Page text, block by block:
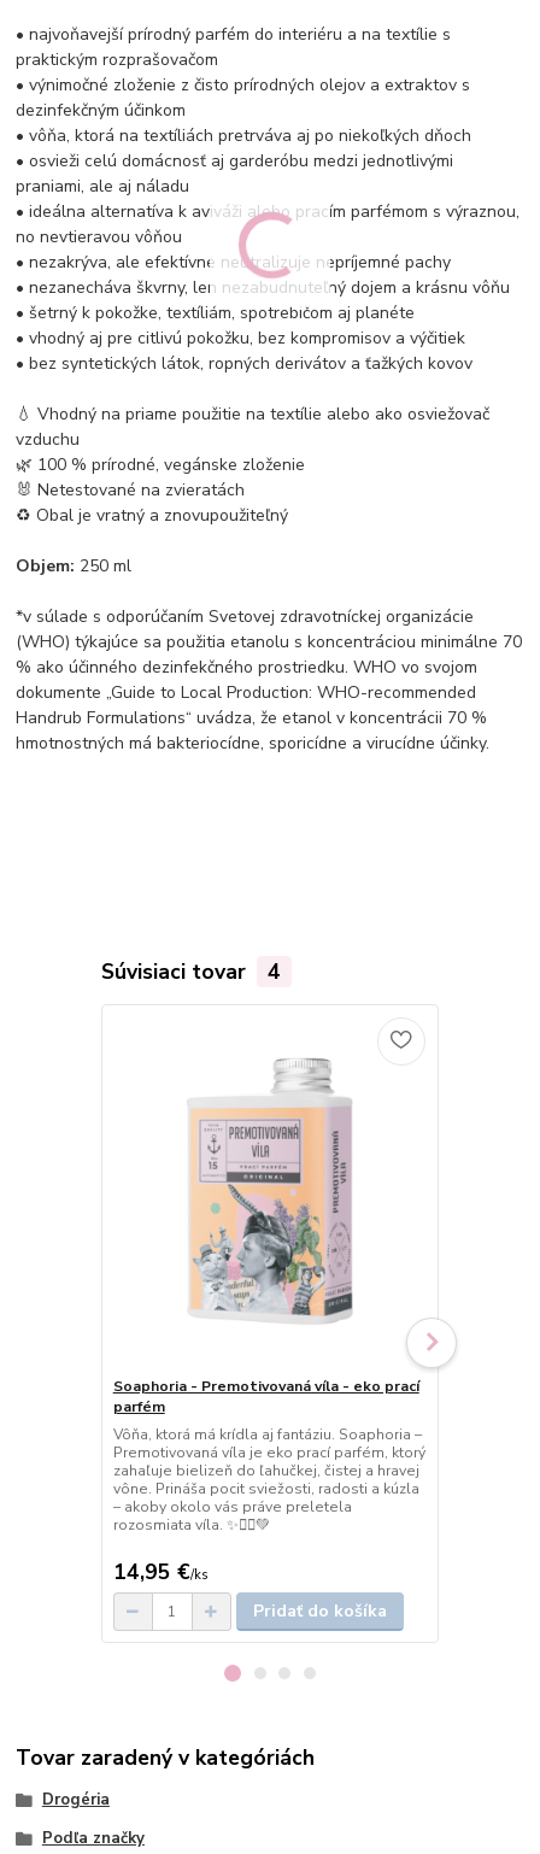
• najvoňavejší prírodný parfém do interiéru a na textílie s
praktickým rozprašovačom
• výnimočné zloženie z čisto prírodných olejov a extraktov s
dezinfekčným účinkom
• vôňa, ktorá na textíliách pretrváva aj po niekoľkých dňoch
• osvieži celú domácnosť aj garderóbu medzi jednotlivými
praniami, ale aj náladu
• ideálna alternatíva k aviváži alebo pracím parfémom s výraznou,
no nevtieravou vôňou
• nezakrýva, ale efektívne neutralizuje nepríjemné pachy
• nezanecháva škvrny, len nezabudnuteľný dojem a krásnu vôňu
• šetrný k pokožke, textíliám, spotrebičom aj planéte
• vhodný aj pre citlivú pokožku, bez kompromisov a výčitiek
• bez syntetických látok, ropných derivátov a ťažkých kovov
💧 Vhodný na priame použitie na textílie alebo ako osviežovač
vzduchu
🌿 100 % prírodné, vegánske zloženie
🐰 Netestované na zvieratách
♻️ Obal je vratný a znovupoužiteľný
Objem: 250 ml
*v súlade s odporúčaním Svetovej zdravotníckej organizácie
(WHO) týkajúce sa použitia etanolu s koncentráciou minimálne 70
% ako účinného dezinfekčného prostriedku. WHO vo svojom
dokumente „Guide to Local Production: WHO-recommended
Handrub Formulations“ uvádza, že etanol v koncentrácii 70 %
hmotnostných má bakteriocídne, sporicídne a virucídne účinky.​
Súvisiaci tovar 4
Soaphoria - Premotivovaná víla - eko prací
parfém
Vôňa, ktorá má krídla aj fantáziu. Soaphoria –
Premotivovaná víla je eko prací parfém, ktorý
zahaľuje bielizeň do ľahučkej, čistej a hravej
vône. Prináša pocit sviežosti, radosti a kúzla
– akoby okolo vás práve preletela
rozosmiata víla. ✨🧚‍♀️💚
14,95 €/ks
Pridať do košíka
Tovar zaradený v kategóriách
Drogéria
Podľa značky